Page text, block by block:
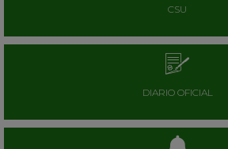
CSU
DIARIO OFICIAL